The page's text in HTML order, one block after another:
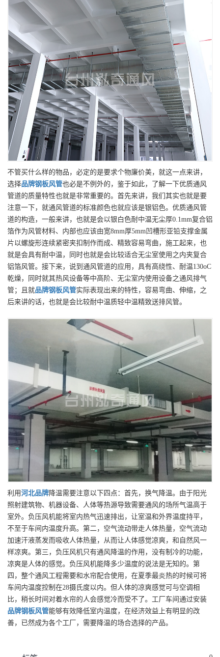
不管买什么样的物品，必定的是要求个物廉价美，就这一点来讲，
选择品牌钢板风管也必是不例外的，鉴于如此，了解一下优质通风
管道的质量特性也就是非常重要的。首先来讲，我们其实也就是要
注意一下，就通风管道的标准颜色也就应该是银铝色。优质通风管
道的构造，一般来讲，也就是会以银白色耐中温无尘厚0.1mm复合铝
箔作为风管材料、内部也应该由宽8mm厚5mm凹槽形亚铅支撑金属
片以螺旋形连续紧密夹扣制作而成、精致容易弯曲，施工起来，也
就是会具有耐中温，同时也就是会比较适合无尘室使用之内夹复合
铝箔风管。接下来，说到通风管道的应用，具有高绕性、耐温130oC
乾燥，同时就其热风设备等中高阶、无尘室内使用设备之通风排气
管；且就品牌钢板风管实际表现出来的特性，容易弯曲、伸缩，之
后来讲的话，也就是会比较耐中温质轻中温精致送排风管。
利用河北品牌降温需要注意以下四点：首先，换气降温。由于阳光
照射建筑物、机器设备、人体等热源导致需要通风的场所气温高于
室外。负压风机能将室内热气迅速排出，让室温和外界温度持平，
不至于车间内温度升高。第二，空气流动带走人体热量，空气流动
加速汗液蒸发而吸收人体热量，从而让人体感觉凉爽，和自然风一
样凉爽。第三，负压风机只有通风降温的作用，没有制冷的功能，
凉爽是人体的感觉。负压风机能降多少温度的说法是无知的。第
四，整个通风工程需要和水帘配合使用，在夏季最炎热的时候可将
车间内温度控制在28摄氏度以内。但人体的凉爽感觉可与空调相
比，稍长时间对着水帘的人会感觉冷而受不了。工厂车间通过安装
品牌钢板风管能够有效降低室内温度，在经济效益上有明显的改
善，已然成为各个工厂，需要降温的场合选择的产品。